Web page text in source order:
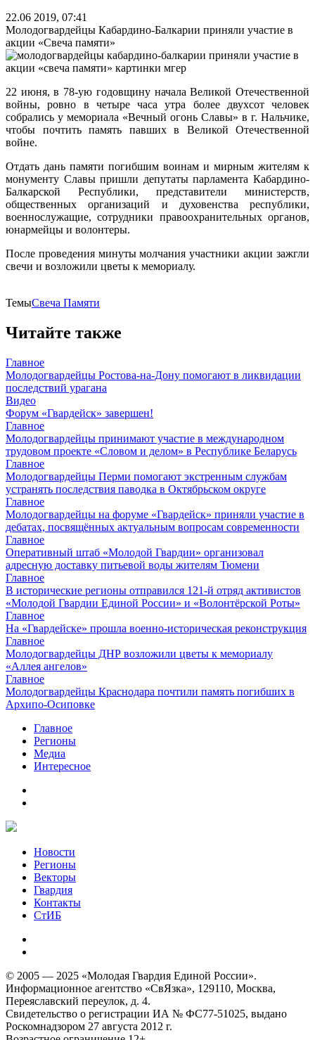
22.06 2019, 07:41
Молодогвардейцы Кабардино-Балкарии приняли участие в
акции «Свеча памяти»
22 июня, в 78-ую годовщину начала Великой Отечественной
войны, ровно в четыре часа утра более двухсот человек
собрались у мемориала «Вечный огонь Славы» в г. Нальчике,
чтобы почтить память павших в Великой Отечественной
войне.
Отдать дань памяти погибшим воинам и мирным жителям к
монументу Славы пришли депутаты парламента Кабардино-
Балкарской Республики, представители министерств,
общественных организаций и духовенства республики,
военнослужащие, сотрудники правоохранительных органов,
юнармейцы и волонтеры.
После проведения минуты молчания участники акции зажгли
свечи и возложили цветы к мемориалу.
ТемыСвеча Памяти
Читайте также
Главное
Молодогвардейцы Ростова-на-Дону помогают в ликвидации
последствий урагана
Видео
Форум «Гвардейск» завершен!
Главное
Молодогвардейцы принимают участие в международном
трудовом проекте «Словом и делом» в Республике Беларусь
Главное
Молодогвардейцы Перми помогают экстренным службам
устранять последствия паводка в Октябрьском округе
Главное
Молодогвардейцы на форуме «Гвардейск» приняли участие в
дебатах, посвящённых актуальным вопросам современности
Главное
Оперативный штаб «Молодой Гвардии» организовал
адресную доставку питьевой воды жителям Тюмени
Главное
В исторические регионы отправился 121-й отряд активистов
«Молодой Гвардии Единой России» и «Волонтёрской Роты»
Главное
На «Гвардейске» прошла военно-историческая реконструкция
Главное
Молодогвардейцы ДНР возложили цветы к мемориалу
«Аллея ангелов»
Главное
Молодогвардейцы Краснодара почтили память погибших в
Архипо-Осиповке
Главное
Регионы
Медиа
Интересное
Новости
Регионы
Векторы
Гвардия
Контакты
СтИБ
© 2005 — 2025 «Молодая Гвардия Единой России».
Информационное агентство «СвЯзка», 129110, Москва,
Переяславский переулок, д. 4.
Свидетельство о регистрации ИА № ФС77-51025, выдано
Роскомнадзором 27 августа 2012 г.